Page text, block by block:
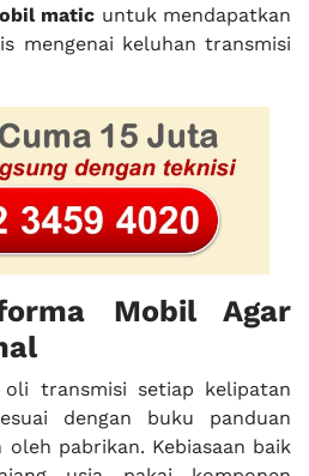
matic untuk mendapatkan
mengenai keluhan transmisi
Mobil Agar
oli transmisi setiap kelipatan
dengan buku panduan
oleh pabrikan. Kebiasaan baik